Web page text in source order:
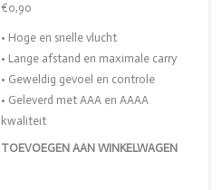
TOEVOEGEN AAN WINKELWAGEN
€0,90
• Hoge en snelle vlucht
• Lange afstand en maximale carry
• Geweldig gevoel en controle
• Geleverd met AAA en AAAA
kwaliteit